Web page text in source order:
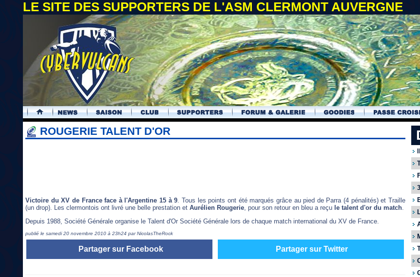
LE SITE DES SUPPORTERS DE L'ASM CLERMONT AUVERGNE
.
ROUGERIE TALENT D'OR
Victoire du XV de France face à l'Argentine 15 à 9 . Tous les points ont été marqués grâce au pied de Parra (4 pénalités) et Traille
(un drop). Les clermontois ont livré une belle prestation et Aurélien Rougerie , pour son retour en bleu a reçu le talent d'or du match
Depuis 1988, Société Générale organise le Talent d'Or Société Générale lors de chaque match international du XV de France.
publié le samedi 20 novembre 2010 à 23h24 par NicolasTheRock
Partager sur Facebook Partager sur Twitter